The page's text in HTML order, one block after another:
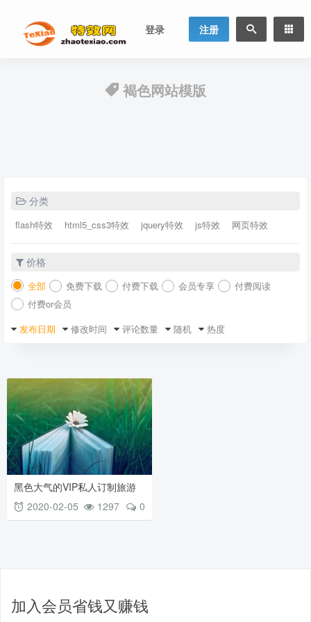
登录 注册
褐色网站模版
分类
flash特效 html5_css3特效 jquery特效 js特效 网页特效
价格
全部 免费下载 付费下载 会员专享
付费阅读
付费or会员
发布日期
修改时间 评论数量 随机 热度
黑色大气的VIP私人订制旅游
码下载
2020-02-05 0
1297
加入会员省钱又赚钱